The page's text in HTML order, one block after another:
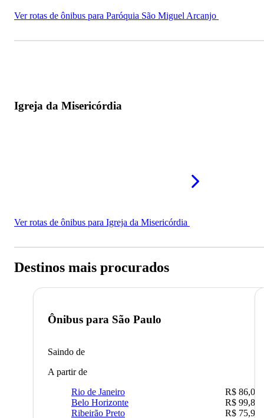
Ver rotas de ônibus para Paróquia São Miguel Arcanjo
Igreja da Misericórdia
Ver rotas de ônibus para Igreja da Misericórdia
Destinos mais procurados
Ônibus para São Paulo
Saindo de
A partir de
Rio de Janeiro
R$ 86,00
Belo Horizonte
R$ 99,89
Ribeirão Preto
R$ 75,90